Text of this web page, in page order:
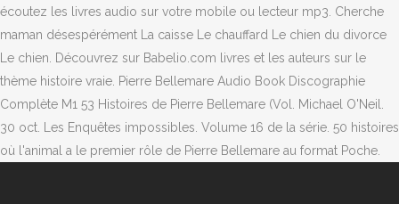
écoutez les livres audio sur votre mobile ou lecteur mp3. Cherche
maman désespérément La caisse Le chauffard Le chien du divorce
Le chien. Découvrez sur Babelio.com livres et les auteurs sur le
thème histoire vraie. Pierre Bellemare Audio Book Discographie
Complète M1 53 Histoires de Pierre Bellemare (Vol. Michael O'Neil.
30 oct. Les Enquêtes impossibles. Volume 16 de la série. 50 histoires
où l'animal a le premier rôle de Pierre Bellemare au format Poche.